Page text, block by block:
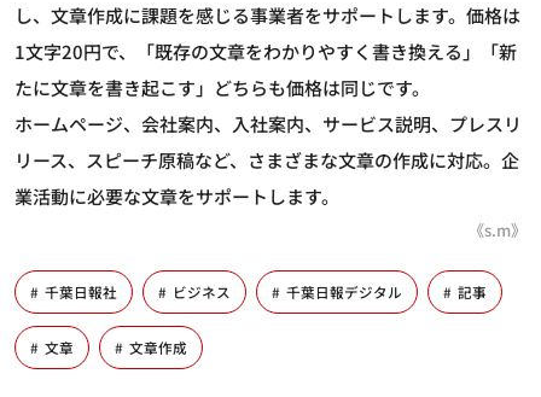
し、文章作成に課題を感じる事業者をサポートします。価格は
1文字20円で、「既存の文章をわかりやすく書き換える」「新
たに文章を書き起こす」どちらも価格は同じです。
ホームページ、会社案内、入社案内、サービス説明、プレスリ
リース、スピーチ原稿など、さまざまな文章の作成に対応。企
業活動に必要な文章をサポートします。
《s.m》
千葉日報社 ビジネス 千葉日報デジタル 記事
文章 文章作成